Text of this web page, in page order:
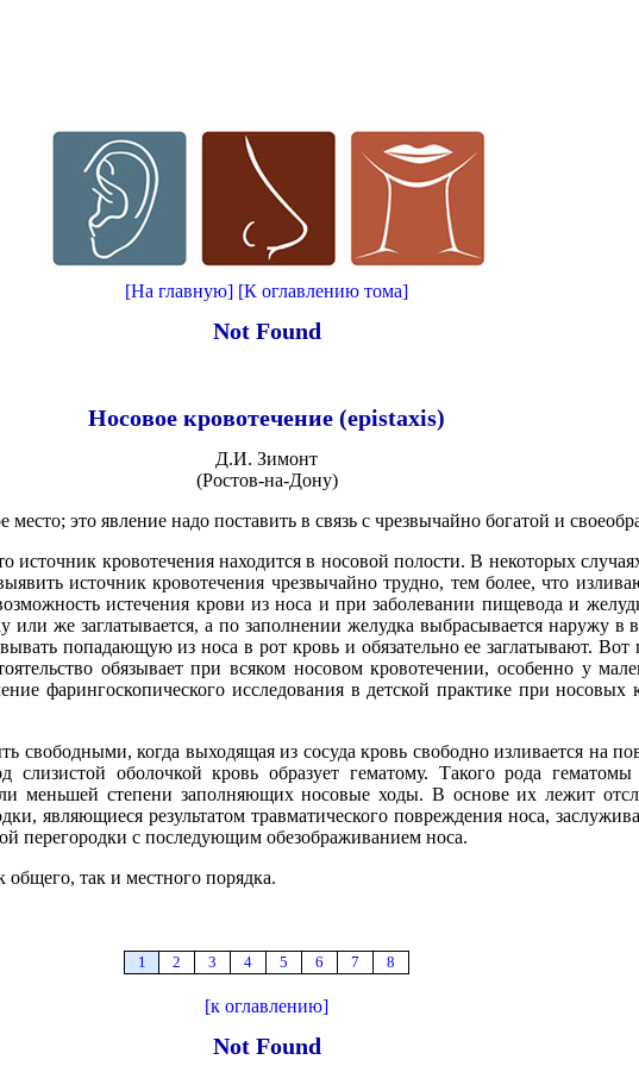
[На главную] [К оглавлению тома]
Not Found
Носовое кровотечение (epistaxis)
Д.И. Зимонт
(Ростов-на-Дону)
это явление надо поставить в связь с чрезвычайно богатой и
источник кровотечения находится в носовой полости. В некоторых
источник кровотечения чрезвычайно трудно, тем более, что
истечения крови из носа и при заболевании пищевода и
или же заглатывается, а по заполнении желудка выбрасывается наружу
попадающую из носа в рот кровь и обязательно ее заглатывают.
обязывает при всяком носовом кровотечении, особенно у
фарингоскопического исследования в детской практике при носовых
когда выходящая из сосуда кровь свободно изливается на
слизистой оболочкой кровь образует гематому. Такого рода
меньшей степени заполняющих носовые ходы. В основе их лежит
являющиеся результатом травматического повреждения носа,
перегородки с последующим обезображиванием носа.
так и местного порядка.
1 2 3 4 5 6 7 8
[к оглавлению]
Not Found